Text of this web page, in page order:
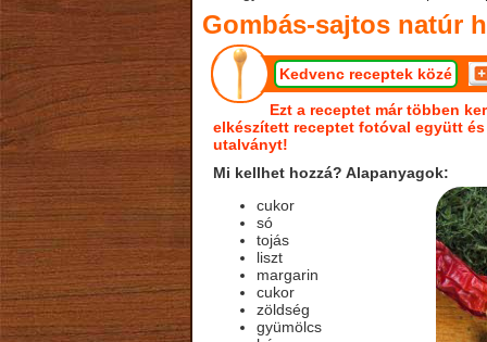
Gombás-sajtos natúr
Kedvenc receptek közé
Ezt a receptet már többen
elkészített receptet fotóval együtt
utalványt!
Mi kellhet hozzá? Alapanyagok:
cukor
só
tojás
liszt
margarin
cukor
zöldség
gyümölcs